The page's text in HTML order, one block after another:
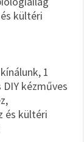
kültéri
1
kézműves
és kültéri